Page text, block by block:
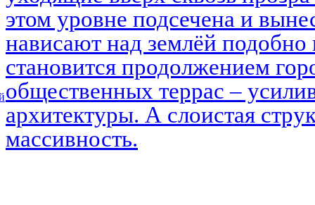
этом уровне подсечена и
нависают над землёй
становится продолжением
общественных террас –
архитектуры. А слоистая
массивность.